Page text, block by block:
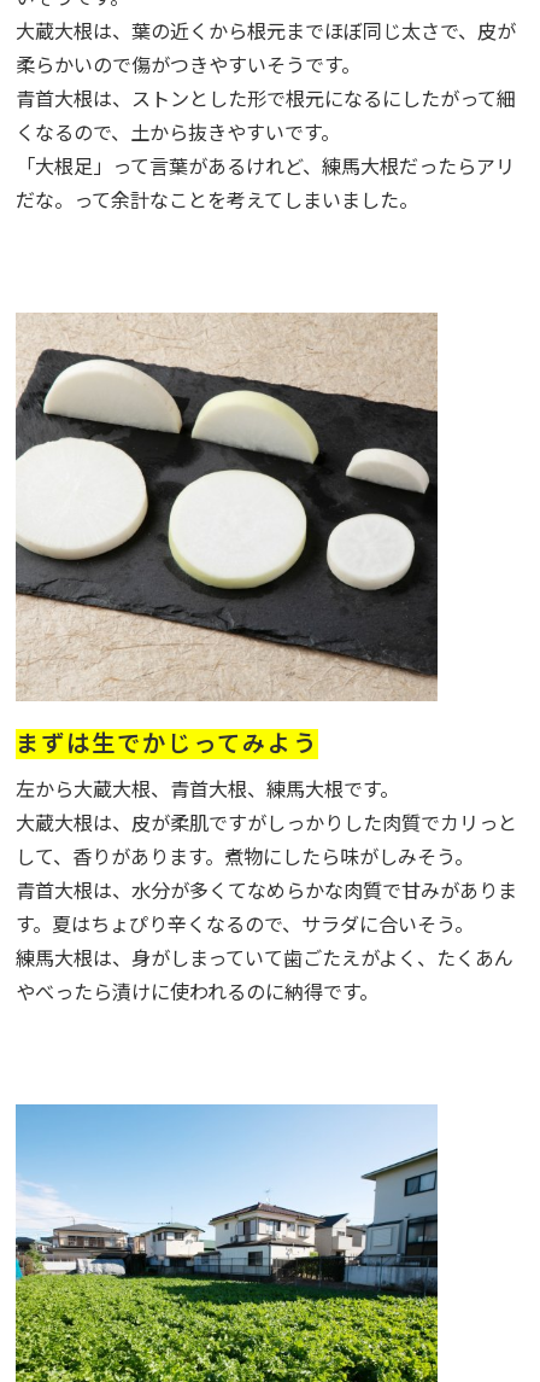
大蔵大根は、葉の近くから根元までほぼ同じ太さで、皮が
柔らかいので傷がつきやすいそうです。
青首大根は、ストンとした形で根元になるにしたがって細
くなるので、土から抜きやすいです。
「大根足」って言葉があるけれど、練馬大根だったらアリ
だな。って余計なことを考えてしまいました。
まずは生でかじってみよう
左から大蔵大根、青首大根、練馬大根です。
大蔵大根は、皮が柔肌ですがしっかりした肉質でカリっと
して、香りがあります。煮物にしたら味がしみそう。
青首大根は、水分が多くてなめらかな肉質で甘みがありま
す。夏はちょぴり辛くなるので、サラダに合いそう。
練馬大根は、身がしまっていて歯ごたえがよく、たくあん
やべったら漬けに使われるのに納得です。